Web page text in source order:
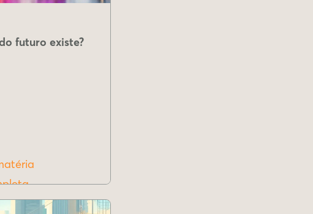
futuro existe?